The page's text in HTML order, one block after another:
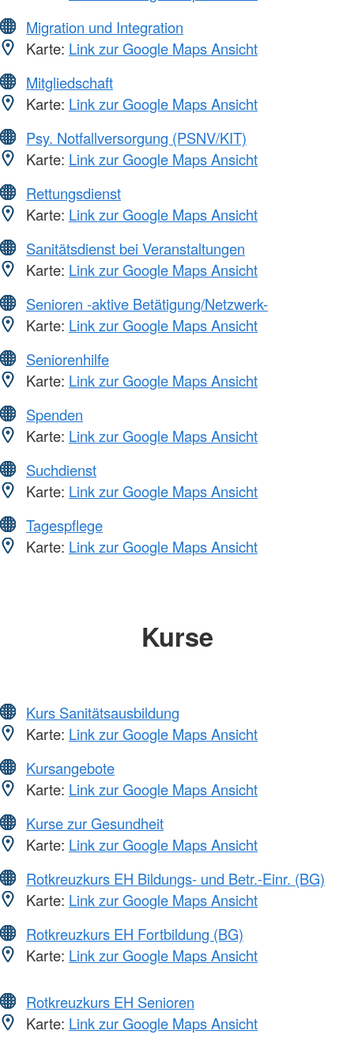
Migration und Integration
Karte: Link zur Google Maps Ansicht
Mitgliedschaft
Karte: Link zur Google Maps Ansicht
Psy. Notfallversorgung (PSNV/KIT)
Karte: Link zur Google Maps Ansicht
Rettungsdienst
Karte: Link zur Google Maps Ansicht
Sanitätsdienst bei Veranstaltungen
Karte: Link zur Google Maps Ansicht
Senioren -aktive Betätigung/Netzwerk-
Karte: Link zur Google Maps Ansicht
Seniorenhilfe
Karte: Link zur Google Maps Ansicht
Spenden
Karte: Link zur Google Maps Ansicht
Suchdienst
Karte: Link zur Google Maps Ansicht
Tagespflege
Karte: Link zur Google Maps Ansicht
Kurse
Kurs Sanitätsausbildung
Karte: Link zur Google Maps Ansicht
Kursangebote
Karte: Link zur Google Maps Ansicht
Kurse zur Gesundheit
Karte: Link zur Google Maps Ansicht
Rotkreuzkurs EH Bildungs- und Betr.-Einr. (BG)
Karte: Link zur Google Maps Ansicht
Rotkreuzkurs EH Fortbildung (BG)
Karte: Link zur Google Maps Ansicht
Rotkreuzkurs EH Senioren
Karte: Link zur Google Maps Ansicht